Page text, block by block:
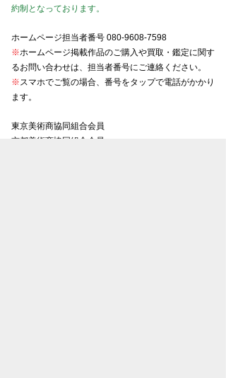
約制となっております。
ホームページ担当者番号 080-9608-7598
※ホームページ掲載作品のご購入や買取・鑑定に関す
るお問い合わせは、担当者番号にご連絡ください。
※スマホでご覧の場合、番号をタップで電話がかかり
ます。
東京美術商協同組合会員
京都美術商協同組合会員